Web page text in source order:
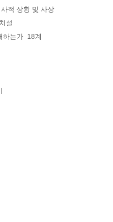
적 상황 및 사상
설
하는가_18계